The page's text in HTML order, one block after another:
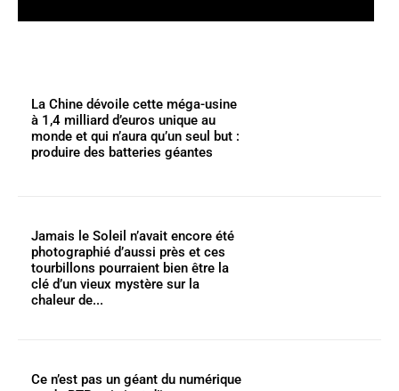
La Chine dévoile cette méga-usine
à 1,4 milliard d’euros unique au
monde et qui n’aura qu’un seul but :
produire des batteries géantes
Jamais le Soleil n’avait encore été
photographié d’aussi près et ces
tourbillons pourraient bien être la
clé d’un vieux mystère sur la
chaleur de...
Ce n’est pas un géant du numérique